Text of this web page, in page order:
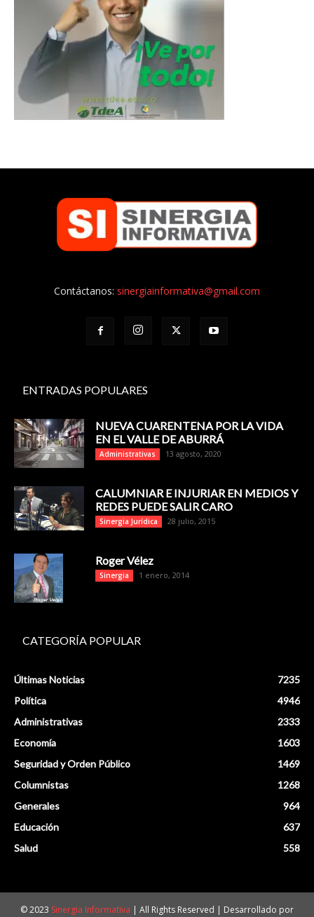
Contáctanos: sinergiainformativa@gmail.com
ENTRADAS POPULARES
NUEVA CUARENTENA POR LA VIDA
EN EL VALLE DE ABURRÁ
Administrativas 13 agosto, 2020
CALUMNIAR E INJURIAR EN MEDIOS Y
REDES PUEDE SALIR CARO
Sinergia Jurídica 28 julio, 2015
Roger Vélez
Sinergia 1 enero, 2014
CATEGORÍA POPULAR
Últimas Noticias
7235
Política
4946
Administrativas
2333
Economía
1603
Seguridad y Orden Público
1469
Columnistas
1268
Generales
964
Educación
637
Salud
558
© 2023 Sinergia Informativa | All Rights Reserved | Desarrollado por